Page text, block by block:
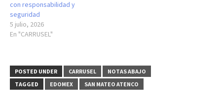
con responsabilidad y
seguridad
5 julio, 2026
En "CARRUSEL"
POSTED UNDER CARRUSEL
NOTAS ABAJO
TAGGED
EDOMEX SAN MATEO ATENCO